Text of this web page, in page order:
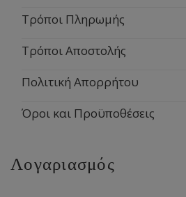
Τρόποι Πληρωμής
Τρόποι Αποστολής
Πολιτική Απορρήτου
Όροι και Προϋποθέσεις
Λογαριασμός